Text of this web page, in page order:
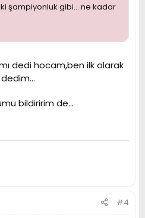
şampiyonluk gibi... ne kadar
dedi hocam,ben ilk olarak
bildiririm de...
#4